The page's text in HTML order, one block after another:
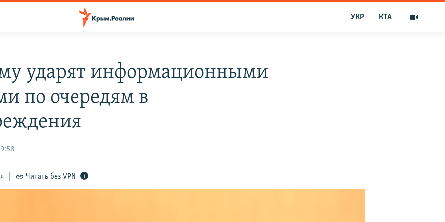
КТА
УКР
ударят информационными
по очередям в
Читать без VPN